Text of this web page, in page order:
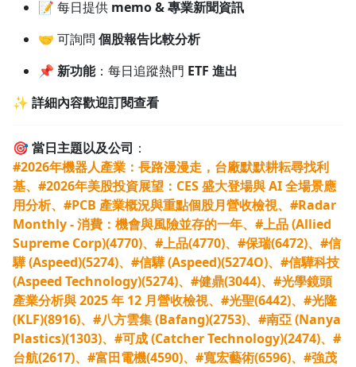
📝 每日提供 memo & 專業新聞資訊
🤝 可詢問 個股報告比較分析
📌 新功能：每日追蹤熱門 ETF 進出
✨ 詳細內容歡迎訂閱查看
🎯當日主題以及公司 ：
#2026年機器人產業：長路漫漫走，台廠默默耕耘尋找利
基、#2026年美股投資展望：CES 盛大登場與 AI 全場景應
用分析、#PCB 產業概況與重點個股月營收檢視、#Radar
Monthly - 消費：機會與風險並存的一年、#上品 (Allied
Supreme Corp)(4770)、#上品(4770)、#保瑞(6472)、#信
驊 (Aspeed)(5274)、#信驊 (Aspeed)(5274O)、#信驊科技
(Aspeed Technology)(5274)、#健鼎(3044)、#光學鏡頭
產業分析與 2025 年 12 月營收檢視、#光聖(6442)、#光隆
(KLF)(8916)、#八方雲集 (Bafang)(2753)、#南亞 (Nanya
Plastics)(1303)、#可成 (Catcher Technology)(2474)、#
台航(2617)、#富田電機(4590)、#寬宏藝術(6596)、#強茂